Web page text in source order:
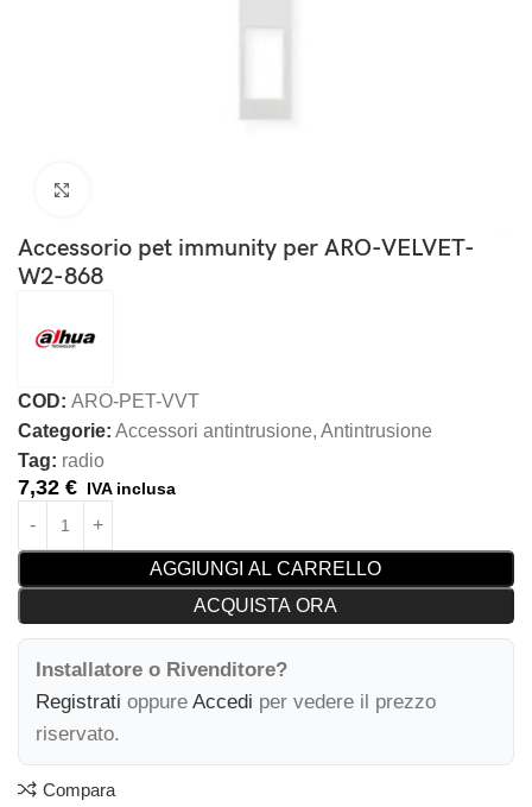
Accessorio pet immunity per ARO-VELVET-
W2-868
COD: ARO-PET-VVT
Categorie: Accessori antintrusione, Antintrusione
Tag: radio
7,32 € IVA inclusa
AGGIUNGI AL CARRELLO
ACQUISTA ORA
Installatore o Rivenditore?
Registrati oppure Accedi per vedere il prezzo
riservato.
Compara